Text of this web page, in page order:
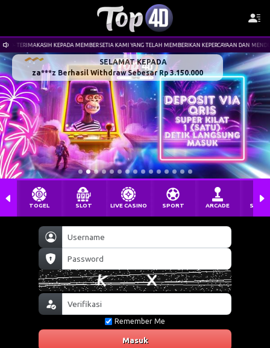
SETIA KAMI YANG TELAH MEMBERIKAN KEPERCAYAAN DAN MENDUKUNG KAMI. LINK SITUS :
Remember Me
Masuk
TOGEL SLOT LIVE CASINO SPORT ARCADE
SELAMAT KEPADA
za***z Berhasil Withdraw Sebesar Rp 3.150.000